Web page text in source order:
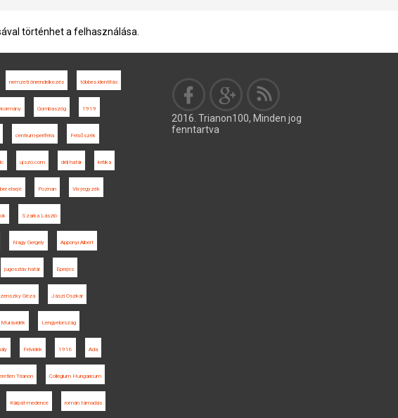
történhet a felhasználása.
nemzeti önrendelkezés többes identitás
Gombaszög 1919
centrum-periféria Felsőszék
ujszo.com déli határ kritika
elseje Poznan Vix-jegyzék
Szarka László
Nagy Gergely Apponyi Albert
jugoszláv határ Eperjes
Géza Jászi Oszkár
Muravidék Lengyelország
Felvidék 1916 Ada
Trianon Collegium Hungaricum
Kárpát-medence román támadás
2016. Trianon100, Minden jog
fenntartva